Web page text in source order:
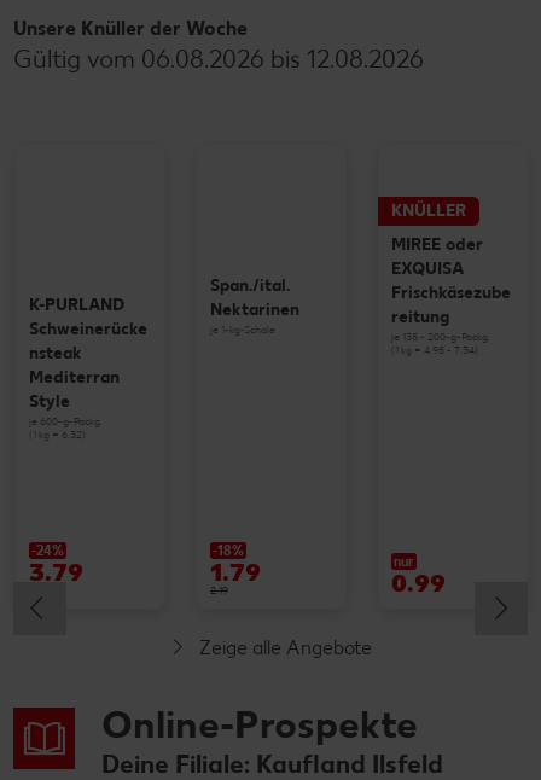
Unsere Knüller der Woche
Gültig vom 06.08.2026 bis 12.08.2026
K-PURLAND
Schweinerücke
nsteak
Mediterran
Style
je 600-g-Packg.
(1 kg = 6.32)
-24%
3.79
Span./ital.
Nektarinen
je 1-kg-Schale
-18%
1.79
2.19
KNÜLLER
MIREE oder
EXQUISA
Frischkäsezube
reitung
je 135 - 200-g-Packg.
(1 kg = 4.95 - 7.34)
nur
0.99
Zeige alle Angebote
Online-Prospekte
Deine Filiale: Kaufland Ilsfeld